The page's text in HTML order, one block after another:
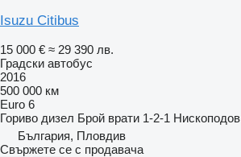
Isuzu Citibus
15 000 € ≈ 29 390 лв.
Градски автобус
2016
500 000 км
Euro 6
Гориво дизел Брой врати 1-2-1 Нископодов
България, Пловдив
Свържете се с продавача